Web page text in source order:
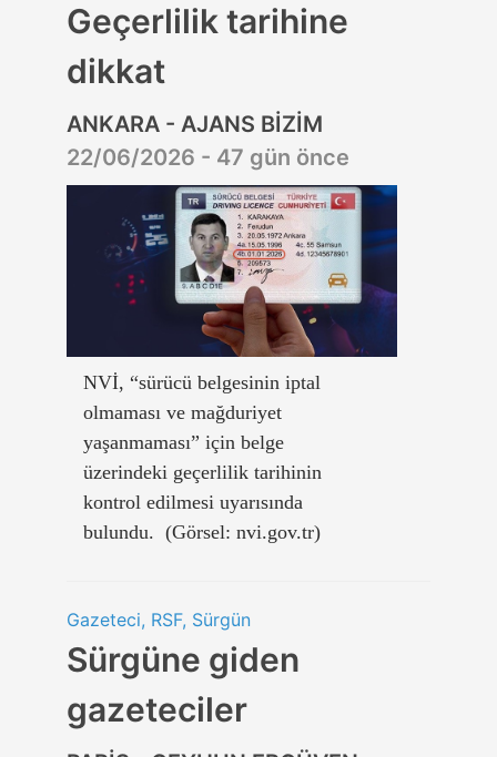
Geçerlilik tarihine
dikkat
ANKARA - AJANS BİZİM
22/06/2026 - 47 gün önce
NVİ, “sürücü belgesinin iptal
olmaması ve mağduriyet
yaşanmaması” için belge
üzerindeki geçerlilik tarihinin
kontrol edilmesi uyarısında
bulundu. (Görsel: nvi.gov.tr)
Gazeteci, RSF, Sürgün
Sürgüne giden
gazeteciler